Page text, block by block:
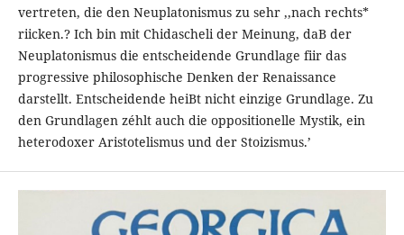
vertreten, die den Neuplatonismus zu sehr ,,nach rechts*
riicken.? Ich bin mit Chidascheli der Meinung, daB der
Neuplatonismus die entscheidende Grundlage fiir das
progressive philosophische Denken der Renaissance
darstellt. Entscheidende heiBt nicht einzige Grundlage. Zu
den Grundlagen zéhlt auch die oppositionelle Mystik, ein
heterodoxer Aristotelismus und der Stoizismus.’